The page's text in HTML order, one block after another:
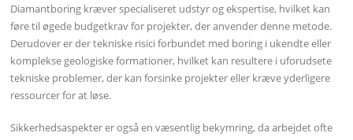
Diamantboring kræver specialiseret udstyr og ekspertise, hvilket kan
føre til øgede budgetkrav for projekter, der anvender denne metode.
Derudover er der tekniske risici forbundet med boring i ukendte eller
komplekse geologiske formationer, hvilket kan resultere i uforudsete
tekniske problemer, der kan forsinke projekter eller kræve yderligere
ressourcer for at løse.
Sikkerhedsaspekter er også en væsentlig bekymring, da arbejdet ofte